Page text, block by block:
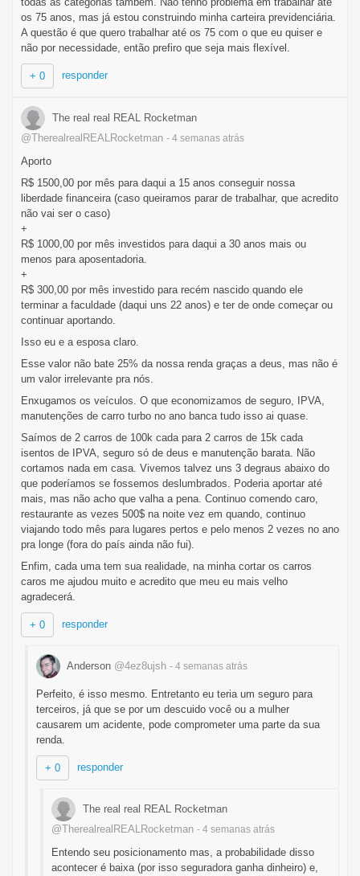
os 75 anos, mas já estou construindo minha carteira previdenciária.
A questão é que quero trabalhar até os 75 com o que eu quiser e
não por necessidade, então prefiro que seja mais flexível.
+ 0 responder
The real real REAL Rocketman
@TherealrealREALRocketman - 4 semanas atrás
Aporto
R$ 1500,00 por mês para daqui a 15 anos conseguir nossa
liberdade financeira (caso queiramos parar de trabalhar, que acredito
não vai ser o caso)
+
R$ 1000,00 por mês investidos para daqui a 30 anos mais ou
menos para aposentadoria.
+
R$ 300,00 por mês investido para recém nascido quando ele
terminar a faculdade (daqui uns 22 anos) e ter de onde começar ou
continuar aportando.
Isso eu e a esposa claro.
Esse valor não bate 25% da nossa renda graças a deus, mas não é
um valor irrelevante pra nós.
Enxugamos os veículos. O que economizamos de seguro, IPVA,
manutenções de carro turbo no ano banca tudo isso ai quase.
Saímos de 2 carros de 100k cada para 2 carros de 15k cada
isentos de IPVA, seguro só de deus e manutenção barata. Não
cortamos nada em casa. Vivemos talvez uns 3 degraus abaixo do
que poderíamos se fossemos deslumbrados. Poderia aportar até
mais, mas não acho que valha a pena. Continuo comendo caro,
restaurante as vezes 500$ na noite vez em quando, continuo
viajando todo mês para lugares pertos e pelo menos 2 vezes no ano
pra longe (fora do país ainda não fui).
Enfim, cada uma tem sua realidade, na minha cortar os carros
caros me ajudou muito e acredito que meu eu mais velho
agradecerá.
+ 0 responder
Anderson @4ez8ujsh - 4 semanas atrás
Perfeito, é isso mesmo. Entretanto eu teria um seguro para
terceiros, já que se por um descuido você ou a mulher
causarem um acidente, pode comprometer uma parte da sua
renda.
+ 0 responder
The real real REAL Rocketman
@TherealrealREALRocketman - 4 semanas atrás
Entendo seu posicionamento mas, a probabilidade disso
acontecer é baixa (por isso seguradora ganha dinheiro) e,